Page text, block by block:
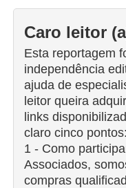
Caro leitor
Esta reportagem
independência
ajuda de
leitor queira
links
claro cinco pontos:
1 - Como
Associados,
compras